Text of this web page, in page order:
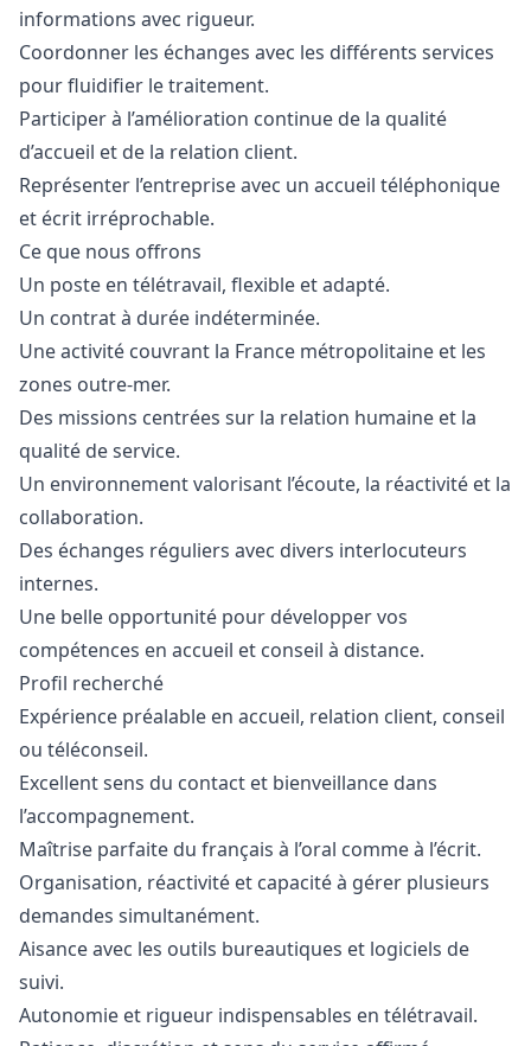
informations avec rigueur.
Coordonner les échanges avec les différents services
pour fluidifier le traitement.
Participer à l’amélioration continue de la qualité
d’accueil et de la relation client.
Représenter l’entreprise avec un accueil téléphonique
et écrit irréprochable.
Ce que nous offrons
Un poste en télétravail, flexible et adapté.
Un contrat à durée indéterminée.
Une activité couvrant la France métropolitaine et les
zones outre-mer.
Des missions centrées sur la relation humaine et la
qualité de service.
Un environnement valorisant l’écoute, la réactivité et la
collaboration.
Des échanges réguliers avec divers interlocuteurs
internes.
Une belle opportunité pour développer vos
compétences en accueil et conseil à distance.
Profil recherché
Expérience préalable en accueil, relation client, conseil
ou téléconseil.
Excellent sens du contact et bienveillance dans
l’accompagnement.
Maîtrise parfaite du français à l’oral comme à l’écrit.
Organisation, réactivité et capacité à gérer plusieurs
demandes simultanément.
Aisance avec les outils bureautiques et logiciels de
suivi.
Autonomie et rigueur indispensables en télétravail.